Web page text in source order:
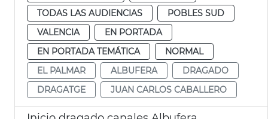
TODAS LAS AUDIENCIAS
POBLES SUD
VALENCIA
EN PORTADA
EN PORTADA TEMÁTICA
NORMAL
EL PALMAR
ALBUFERA
DRAGADO
DRAGATGE
JUAN CARLOS CABALLERO